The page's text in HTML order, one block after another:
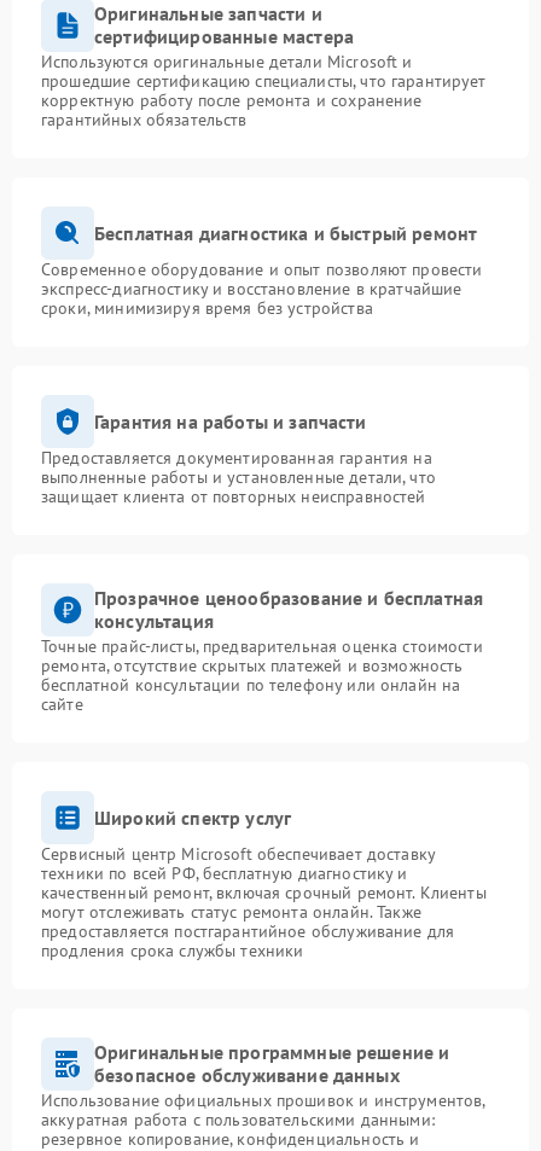
Оригинальные запчасти и
сертифицированные мастера
Используются оригинальные детали Microsoft и
прошедшие сертификацию специалисты, что гарантирует
корректную работу после ремонта и сохранение
гарантийных обязательств
Бесплатная диагностика и быстрый ремонт
Современное оборудование и опыт позволяют провести
экспресс-диагностику и восстановление в кратчайшие
сроки, минимизируя время без устройства
Гарантия на работы и запчасти
Предоставляется документированная гарантия на
выполненные работы и установленные детали, что
защищает клиента от повторных неисправностей
Прозрачное ценообразование и бесплатная
консультация
Точные прайс-листы, предварительная оценка стоимости
ремонта, отсутствие скрытых платежей и возможность
бесплатной консультации по телефону или онлайн на
сайте
Широкий спектр услуг
Сервисный центр Microsoft обеспечивает доставку
техники по всей РФ, бесплатную диагностику и
качественный ремонт, включая срочный ремонт. Клиенты
могут отслеживать статус ремонта онлайн. Также
предоставляется постгарантийное обслуживание для
продления срока службы техники
Оригинальные программные решение и
безопасное обслуживание данных
Использование официальных прошивок и инструментов,
аккуратная работа с пользовательскими данными:
резервное копирование, конфиденциальность и